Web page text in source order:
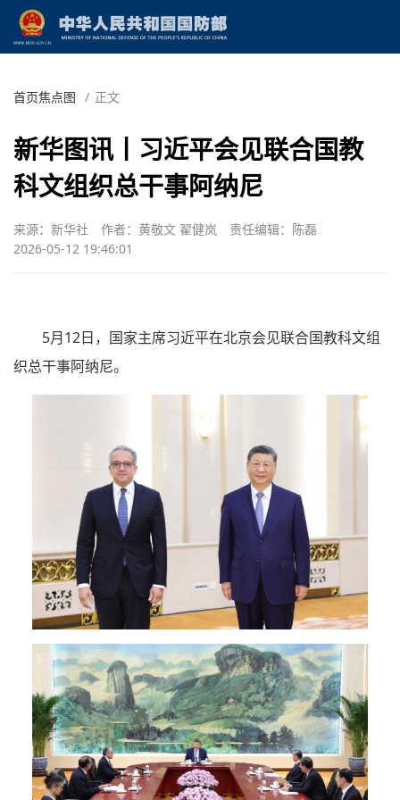
首页焦点图 / 正文
新华图讯丨习近平会见联合国教
科文组织总干事阿纳尼
来源：新华社 作者：黄敬文 翟健岚
责任编辑：陈磊
2026-05-12 19:46:01
5月12日，国家主席习近平在北京会见联合国教科文组
织总干事阿纳尼。